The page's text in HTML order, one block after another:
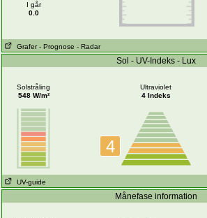
I går
0.0
Grafer - Prognose - Radar
Sol - UV-Indeks - Lux
Solstråling
548 W/m²
Ultraviolet
4 Indeks
4
UV-guide
Månefase information